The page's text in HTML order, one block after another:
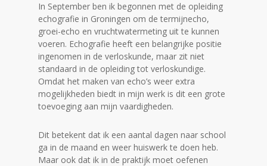
In September ben ik begonnen met de opleiding
echografie in Groningen om de termijnecho,
groei-echo en vruchtwatermeting uit te kunnen
voeren. Echografie heeft een belangrijke positie
ingenomen in de verloskunde, maar zit niet
standaard in de opleiding tot verloskundige.
Omdat het maken van echo’s weer extra
mogelijkheden biedt in mijn werk is dit een grote
toevoeging aan mijn vaardigheden.
Dit betekent dat ik een aantal dagen naar school
ga in de maand en weer huiswerk te doen heb.
Maar ook dat ik in de praktijk moet oefenen